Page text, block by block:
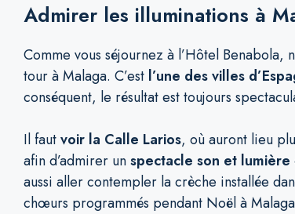
Admirer les illuminations à
Comme vous séjournez à l’Hôtel
tour à Malaga. C’est l’une des villes
conséquent, le résultat est toujours
Il fautvoir la Calle Larios, où auront lieu
afin d’admirer unspectacle son et lumière
aussi aller contempler la crèche installée
chœurs programmés pendant Noël à